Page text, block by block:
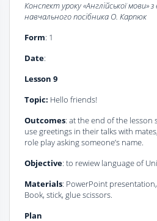
Конспект уроку «Англійської мови»
навчального посібника О. Карпюк
Form: 1
Dаte:
Lesson 9
Topic: Hello friends!
Outcomes: аt the end of the lesson
use greetings in their talks with
role play asking someone’s name.
Objective: to rewiew language of
Materials: PowerPoint
Book, stick, glue scissors.
Plаn